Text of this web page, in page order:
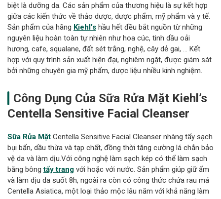
biệt là dưỡng da. Các sản phẩm của thương hiệu là sự kết hợp
giữa các kiến thức về thảo dược, dược phẩm, mỹ phẩm và y tế.
Sản phẩm của hãng Kiehl’s hầu hết đều bắt nguồn từ những
nguyên liệu hoàn toàn tự nhiên như hoa cúc, tinh dầu oải
hương, cafe, squalane, đất sét trắng, nghệ, cây dẻ gai, … Kết
hợp với quy trình sản xuất hiện đại, nghiêm ngặt, được giám sát
bởi những chuyên gia mỹ phẩm, dược liệu nhiều kinh nghiệm.
Công Dụng Của Sữa Rửa Mặt Kiehl’s
Centella Sensitive Facial Cleanser
Sữa Rửa Mặt Centella Sensitive Facial Cleanser nhàng tẩy sạch
bụi bẩn, dầu thừa và tạp chất, đồng thời tăng cường lá chắn bảo
vệ da và làm dịu.Với công nghệ làm sạch kép có thể làm sạch
bằng bôngtẩy trang với hoặc với nước. Sản phẩm giúp giữ ẩm
và làm dịu da suốt 8h, ngoài ra còn có công thức chứa rau má
Centella Asiatica, một loại thảo mộc lâu năm với khả năng làm